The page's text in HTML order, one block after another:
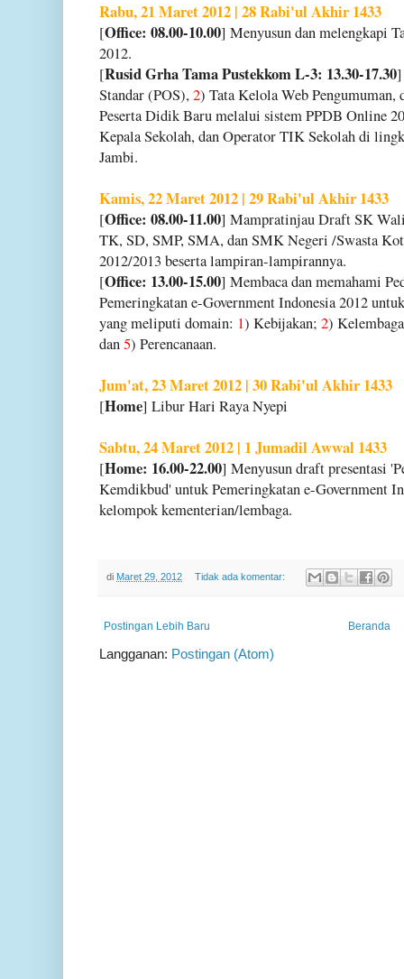
Rabu, 21 Maret 2012 | 28 Rabi'ul Akhir 1433
[Office: 08.00-10.00] Menyusun dan melengkapi
2012.
[Rusid Grha Tama Pustekkom L-3: 13.30-17.30
Standar (POS),2) Tata Kelola Web Pengumuman,
Peserta Didik Baru melalui sistem PPDB Online
Kepala Sekolah, dan Operator TIK Sekolah di
Jambi.
Kamis, 22 Maret 2012 | 29 Rabi'ul Akhir 1433
[Office: 08.00-11.00] Mampratinjau Draft SK
TK, SD, SMP, SMA, dan SMK Negeri /Swasta
2012/2013 beserta lampiran-lampirannya.
[Office: 13.00-15.00] Membaca dan memahami
Pemeringkatan e-Government Indonesia 2012
yang meliputi domain: 1) Kebijakan; 2)
dan5) Perencanaan.
Jum'at, 23 Maret 2012 | 30 Rabi'ul Akhir 1433
[Home] Libur Hari Raya Nyepi
Sabtu, 24 Maret 2012 | 1 Jumadil Awwal 1433
[Home: 16.00-22.00] Menyusun draft presentasi
Kemdikbud' untuk Pemeringkatan e-Government
kelompok kementerian/lembaga.
di Maret 29, 2012 Tidak ada komentar:
Postingan Lebih Baru Beranda
Langganan: Postingan (Atom)